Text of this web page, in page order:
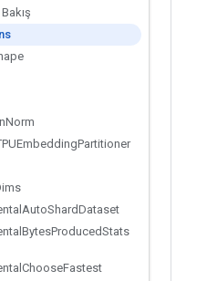
Norm
Partitioner
AutoShardDataset
BytesProducedStats
ChooseFastest